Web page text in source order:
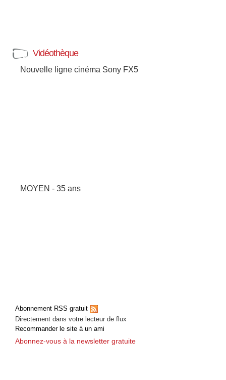
Vidéothèque
Nouvelle ligne cinéma Sony FX5
MOYEN - 35 ans
Abonnement RSS gratuit
Directement dans votre lecteur de flux
Recommander le site à un ami
Abonnez-vous à la newsletter gratuite